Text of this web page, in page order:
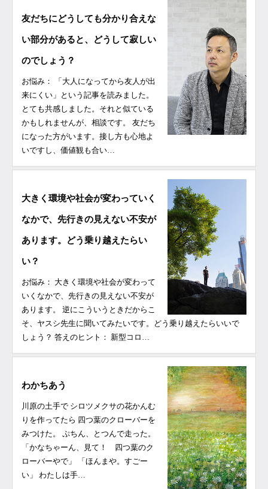
友だちにどうしても分かり合えな
い部分があると、どうして寂しい
のでしょう？
お悩み： 「大人になってから友人が出
来にくい」という記事を読みました。
とても共感しました。それと似ている
かもしれませんが、相談です。 友だち
になった方がいます。接し方も心地よ
いですし、価値観も合い…
大きく環境や社会が変わっていく
なかで、先行きの見えない不安が
あります。どう乗り越えたらい
い？
お悩み： 大きく環境や社会が変わって
いくなかで、先行きの見えない不安が
あります。 逆にこういうときだからこ
そ、ヤスシ先生に聞いてみたいです。どう乗り越えたらいいで
しょう？ 答えのヒント： 新型コロ…
わかちあう
川原の土手で シロツメクサの花かんむ
りを作ってたら 四つ葉のクローバーを
みつけた。 ぷちん、とつんで走った。
「かなちゃーん、見て！ 四つ葉のク
ローバーやで」 「ほんまや。すごー
い」 わたしは手…